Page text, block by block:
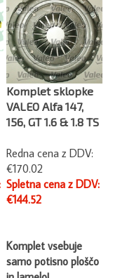
Komplet sklopke
VALEO Alfa 147,
156, GT 1.6 & 1.8 TS
Redna cena z DDV:
€170.02
Spletna cena z DDV:
€144.52
Komplet vsebuje
samo potisno ploščo
in lamelo!